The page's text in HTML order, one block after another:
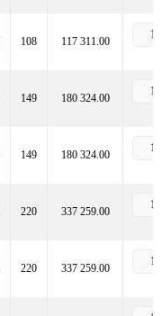
108 117 311.00
149 180 324.00
149 180 324.00
220 337 259.00
220 337 259.00